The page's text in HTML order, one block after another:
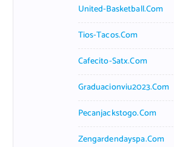
United-Basketball.com
Tios-Tacos.com
Cafecito-Satx.com
Graduacionviu2023.com
Pecanjackstogo.com
Zengardendayspa.com